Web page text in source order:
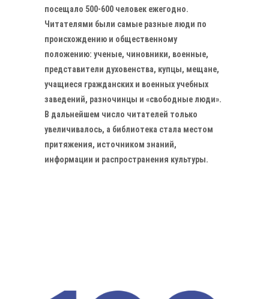
посещало 500-600 человек ежегодно.
Читателями были самые разные люди по
происхождению и общественному
положению: ученые, чиновники, военные,
представители духовенства, купцы, мещане,
учащиеся гражданских и военных учебных
заведений, разночинцы и «свободные люди».
В дальнейшем число читателей только
увеличивалось, а библиотека стала местом
притяжения, источником знаний,
информации и распространения культуры.